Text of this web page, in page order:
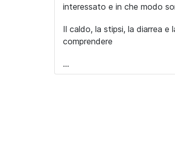
interessato e in che modo
Il caldo, la stipsi, la diarrea e
comprendere
...